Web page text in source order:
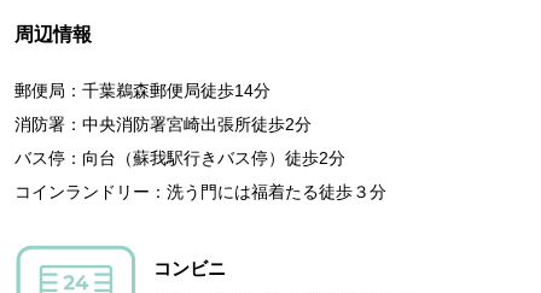
周辺情報
郵便局：千葉鵜森郵便局徒歩14分
消防署：中央消防署宮崎出張所徒歩2分
バス停：向台（蘇我駅行きバス停）徒歩2分
コインランドリー：洗う門には福着たる徒歩３分
コンビニ